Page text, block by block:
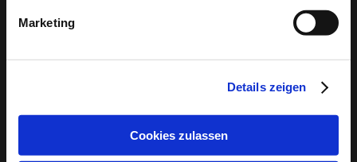
Marketing
Details zeigen
Cookies zulassen